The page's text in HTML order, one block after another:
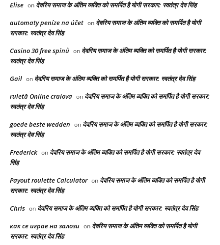
Elise on देवरिय समाज के अंतिम व्यक्ति को समर्पित है योगी सरकार: स्वतंत्र देव सिंह
automaty peníze na účet on देवरिय समाज के अंतिम व्यक्ति को समर्पित है योगी
सरकार: स्वतंत्र देव सिंह
Casino 30 free spinů on देवरिय समाज के अंतिम व्यक्ति को समर्पित है योगी सरकार:
स्वतंत्र देव सिंह
Gail on देवरिय समाज के अंतिम व्यक्ति को समर्पित है योगी सरकार: स्वतंत्र देव सिंह
ruletă Online craiova on देवरिय समाज के अंतिम व्यक्ति को समर्पित है योगी सरकार:
स्वतंत्र देव सिंह
goede beste wedden on देवरिय समाज के अंतिम व्यक्ति को समर्पित है योगी सरकार:
स्वतंत्र देव सिंह
Frederick on देवरिय समाज के अंतिम व्यक्ति को समर्पित है योगी सरकार: स्वतंत्र देव
सिंह
Payout roulette Calculator on देवरिय समाज के अंतिम व्यक्ति को समर्पित है योगी
सरकार: स्वतंत्र देव सिंह
Chris on देवरिय समाज के अंतिम व्यक्ति को समर्पित है योगी सरकार: स्वतंत्र देव सिंह
как се играе на залози on देवरिय समाज के अंतिम व्यक्ति को समर्पित है योगी
सरकार: स्वतंत्र देव सिंह